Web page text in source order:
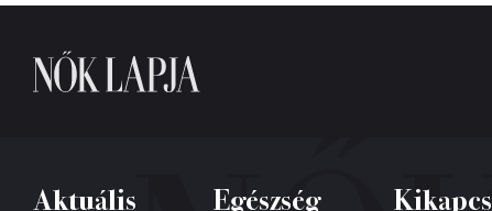
Aktuális Egészség Kikapcs